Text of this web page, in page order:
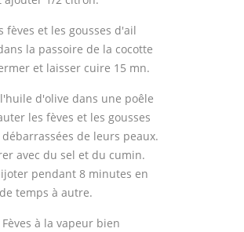
fèves et les gousses d'ail
la passoire de la cocotte
et laisser cuire 15 mn.
d'olive dans une poêle
les fèves et les gousses
de leurs peaux.
avec du sel et du cumin.
pendant 8 minutes en
temps à autre.
à la vapeur bien